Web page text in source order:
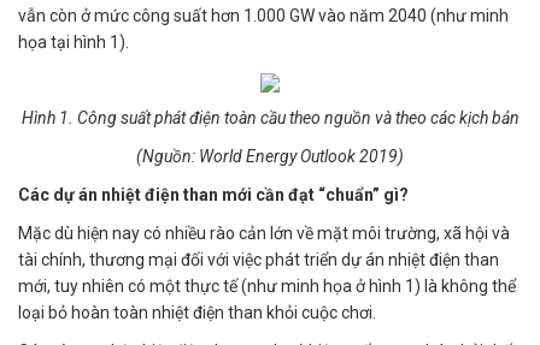
vẫn còn ở mức công suất hơn 1.000 GW vào năm 2040 (như minh
họa tại hình 1).
Hình 1. Công suất phát điện toàn cầu theo nguồn và theo các kịch bản
(Nguồn: World Energy Outlook 2019)
Các dự án nhiệt điện than mới cần đạt “chuẩn” gì?
Mặc dù hiện nay có nhiều rào cản lớn về mặt môi trường, xã hội và
tài chính, thương mại đối với việc phát triển dự án nhiệt điện than
mới, tuy nhiên có một thực tế (như minh họa ở hình 1) là không thể
loại bỏ hoàn toàn nhiệt điện than khỏi cuộc chơi.